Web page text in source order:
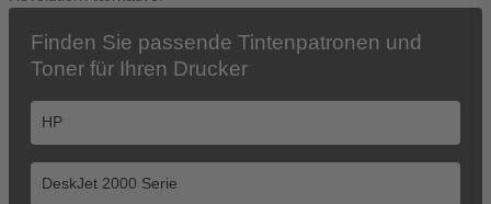
Finden Sie passende Tintenpatronen und
Toner für Ihren Drucker